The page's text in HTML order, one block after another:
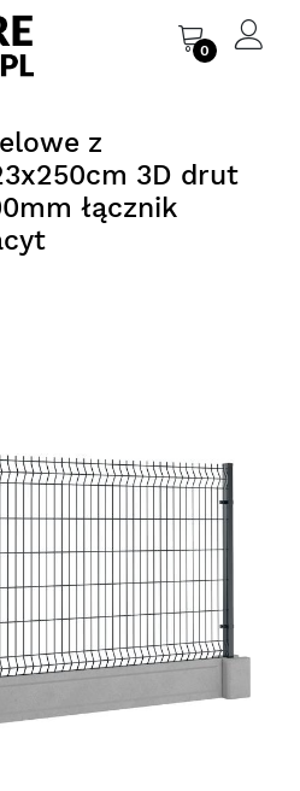
0
z
3D drut
łącznik